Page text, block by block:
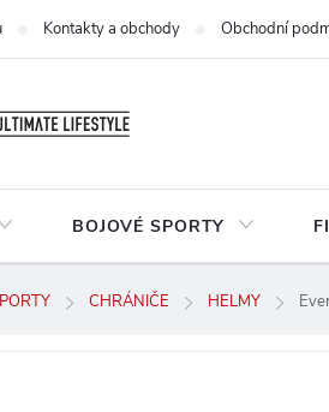
Kontakty a obchody Obchodní
BOJOVÉ SPORTY
CHRÁNIČE HELMY